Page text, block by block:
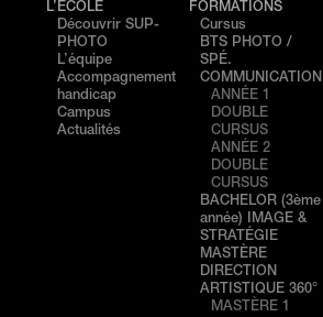
L’ÉCOLE
Découvrir SUP-
PHOTO
L’équipe
Accompagnement
handicap
Campus
Actualités
FORMATIONS
Cursus
BTS PHOTO /
SPÉ.
COMMUNICATION
ANNÉE 1
DOUBLE
CURSUS
ANNÉE 2
DOUBLE
CURSUS
BACHELOR (3ème
année) IMAGE &
STRATÉGIE
MASTÈRE
DIRECTION
ARTISTIQUE 360°
MASTÈRE 1